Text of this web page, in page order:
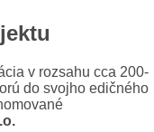
v rozsahu cca 200-
do svojho edičného